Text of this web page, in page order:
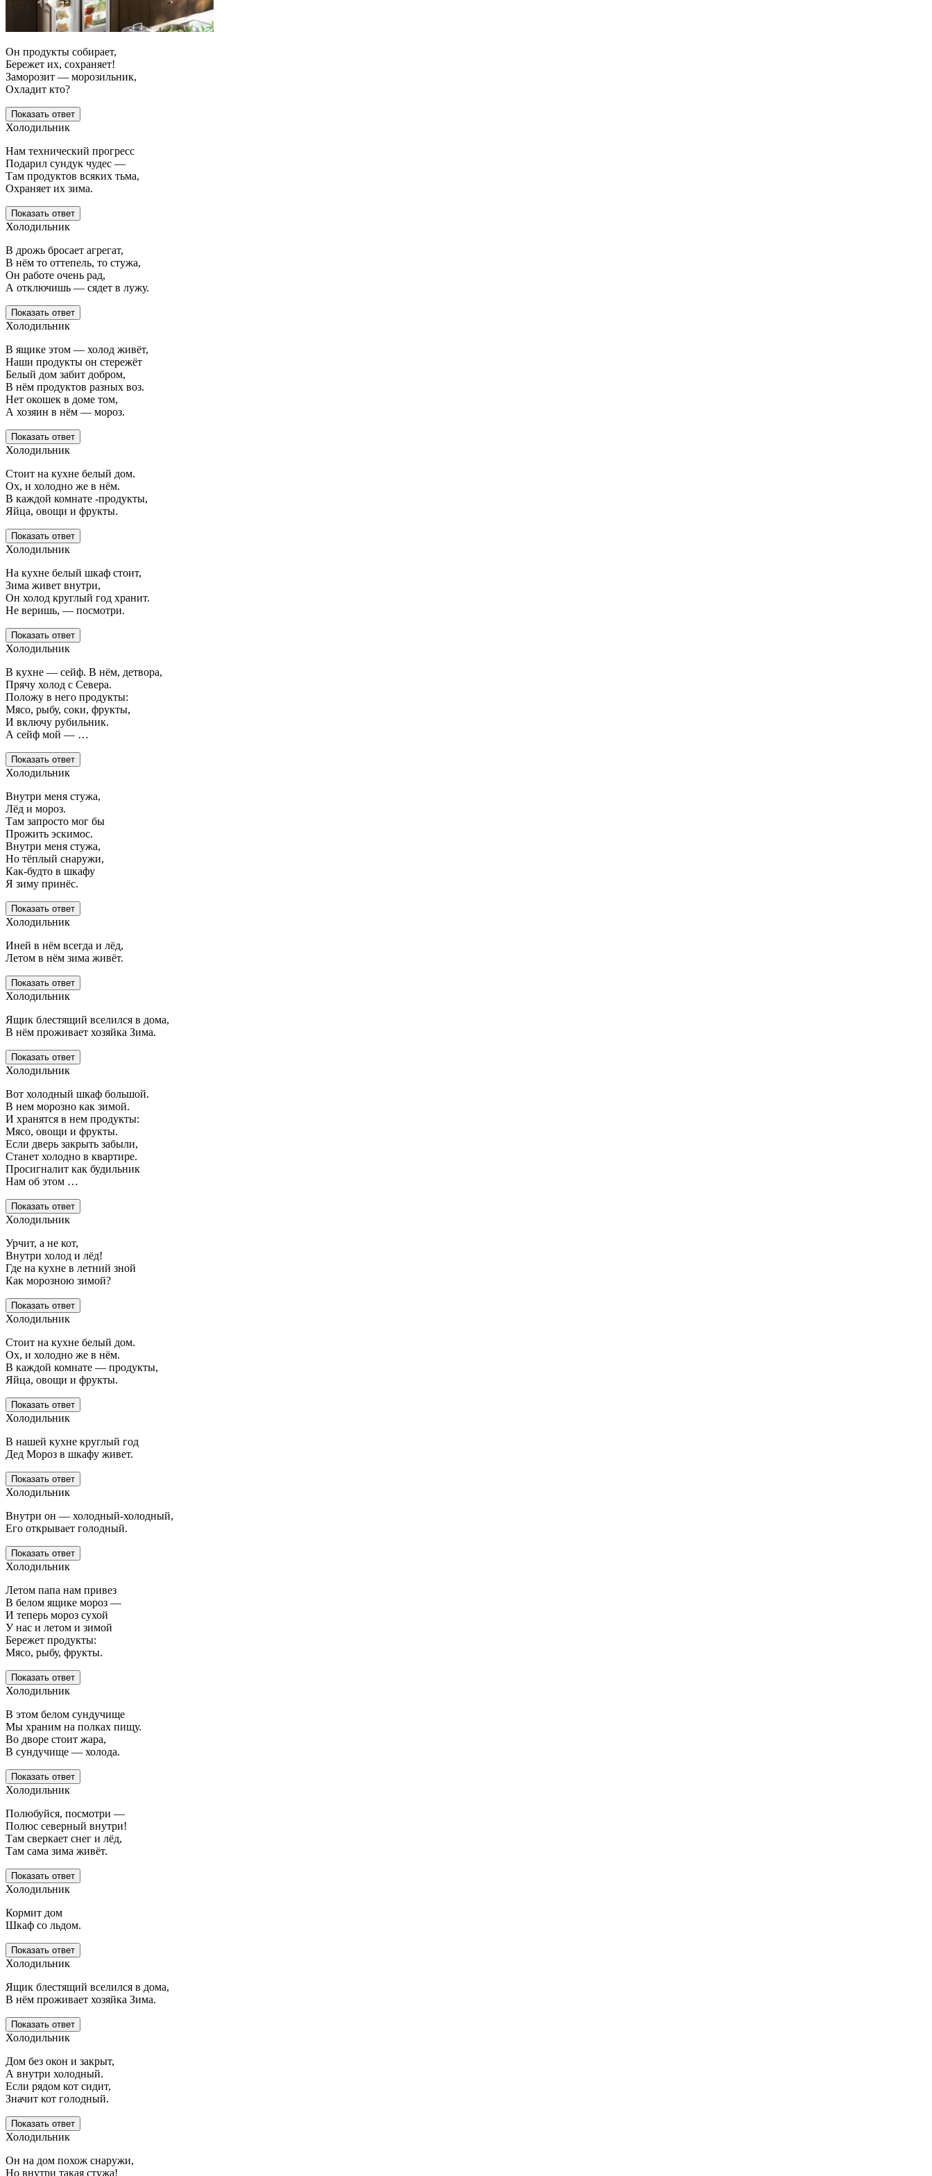
Он продукты собирает,
Бережет их, сохраняет!
Заморозит — морозильник,
Охладит кто?
Показать ответ
Холодильник
Нам технический прогресс
Подарил сундук чудес —
Там продуктов всяких тьма,
Охраняет их зима.
Показать ответ
Холодильник
В дрожь бросает агрегат,
В нём то оттепель, то стужа,
Он работе очень рад,
А отключишь — сядет в лужу.
Показать ответ
Холодильник
В ящике этом — холод живёт,
Наши продукты он стережёт
Белый дом забит добром,
В нём продуктов разных воз.
Нет окошек в доме том,
А хозяин в нём — мороз.
Показать ответ
Холодильник
Стоит на кухне белый дом.
Ох, и холодно же в нём.
В каждой комнате -продукты,
Яйца, овощи и фрукты.
Показать ответ
Холодильник
На кухне белый шкаф стоит,
Зима живет внутри,
Он холод круглый год хранит.
Не веришь, — посмотри.
Показать ответ
Холодильник
В кухне — сейф. В нём, детвора,
Прячу холод с Севера.
Положу в него продукты:
Мясо, рыбу, соки, фрукты,
И включу рубильник.
А сейф мой — …
Показать ответ
Холодильник
Внутри меня стужа,
Лёд и мороз.
Там запросто мог бы
Прожить эскимос.
Внутри меня стужа,
Но тёплый снаружи,
Как-будто в шкафу
Я зиму принёс.
Показать ответ
Холодильник
Иней в нём всегда и лёд,
Летом в нём зима живёт.
Показать ответ
Холодильник
Ящик блестящий вселился в дома,
В нём проживает хозяйка Зима.
Показать ответ
Холодильник
Вот холодный шкаф большой.
В нем морозно как зимой.
И хранятся в нем продукты:
Мясо, овощи и фрукты.
Если дверь закрыть забыли,
Станет холодно в квартире.
Просигналит как будильник
Нам об этом …
Показать ответ
Холодильник
Урчит, а не кот,
Внутри холод и лёд!
Где на кухне в летний зной
Как морозною зимой?
Показать ответ
Холодильник
Стоит на кухне белый дом.
Ох, и холодно же в нём.
В каждой комнате — продукты,
Яйца, овощи и фрукты.
Показать ответ
Холодильник
В нашей кухне круглый год
Дед Мороз в шкафу живет.
Показать ответ
Холодильник
Внутри он — холодный-холодный,
Его открывает голодный.
Показать ответ
Холодильник
Летом папа нам привез
В белом ящике мороз —
И теперь мороз сухой
У нас и летом и зимой
Бережет продукты:
Мясо, рыбу, фрукты.
Показать ответ
Холодильник
В этом белом сундучище
Мы храним на полках пищу.
Во дворе стоит жара,
В сундучище — холода.
Показать ответ
Холодильник
Полюбуйся, посмотри —
Полюс северный внутри!
Там сверкает снег и лёд,
Там сама зима живёт.
Показать ответ
Холодильник
Кормит дом
Шкаф со льдом.
Показать ответ
Холодильник
Ящик блестящий вселился в дома,
В нём проживает хозяйка Зима.
Показать ответ
Холодильник
Дом без окон и закрыт,
А внутри холодный.
Если рядом кот сидит,
Значит кот голодный.
Показать ответ
Холодильник
Он на дом похож снаружи,
Но внутри такая стужа!